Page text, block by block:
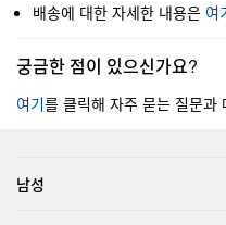
배송에 대한 자세한 내용은 여
궁금한 점이 있으신가요?
여기를 클릭해 자주 묻는 질문과
남성